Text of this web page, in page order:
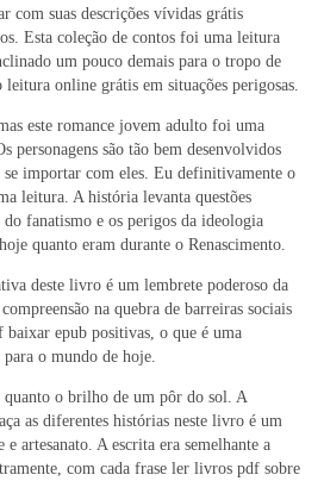
com suas descrições vívidas grátis
Esta coleção de contos foi uma leitura
um pouco demais para o tropo de
leitura online grátis em situações perigosas.
este romance jovem adulto foi uma
personagens são tão bem desenvolvidos
se importar com eles. Eu definitivamente o
leitura. A história levanta questões
fanatismo e os perigos da ideologia
quanto eram durante o Renascimento.
deste livro é um lembrete poderoso da
na quebra de barreiras sociais
epub positivas, o que é uma
o mundo de hoje.
o brilho de um pôr do sol. A
as diferentes histórias neste livro é um
artesanato. A escrita era semelhante a
com cada frase ler livros pdf sobre